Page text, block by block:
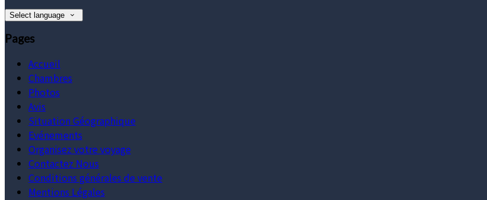
Select language
Pages
Accueil
Chambres
Photos
Avis
Situation Géographique
Evénements
Organisez votre voyage
Contactez Nous
Conditions générales de vente
Mentions Légales